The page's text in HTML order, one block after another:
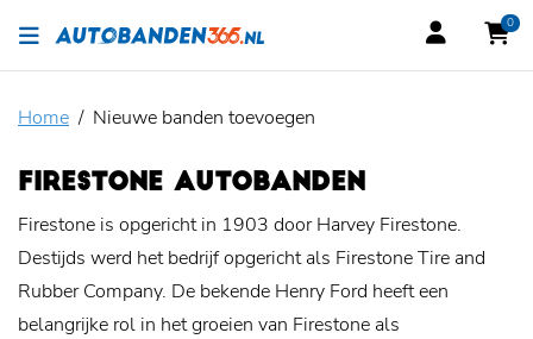
0
Home Nieuwe banden toevoegen
FIRESTONE AUTOBANDEN
Firestone is opgericht in 1903 door Harvey Firestone.
Destijds werd het bedrijf opgericht als Firestone Tire and
Rubber Company. De bekende Henry Ford heeft een
belangrijke rol in het groeien van Firestone als